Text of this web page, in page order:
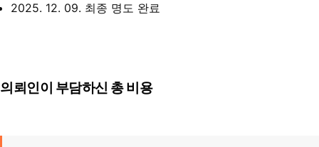
2025. 12. 09. 최종 명도 완료
의뢰인이 부담하신 총 비용